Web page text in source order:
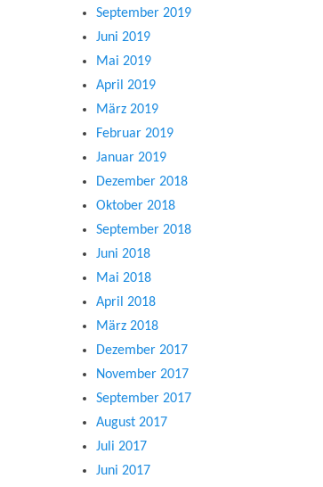
September 2019
Juni 2019
Mai 2019
April 2019
März 2019
Februar 2019
Januar 2019
Dezember 2018
Oktober 2018
September 2018
Juni 2018
Mai 2018
April 2018
März 2018
Dezember 2017
November 2017
September 2017
August 2017
Juli 2017
Juni 2017